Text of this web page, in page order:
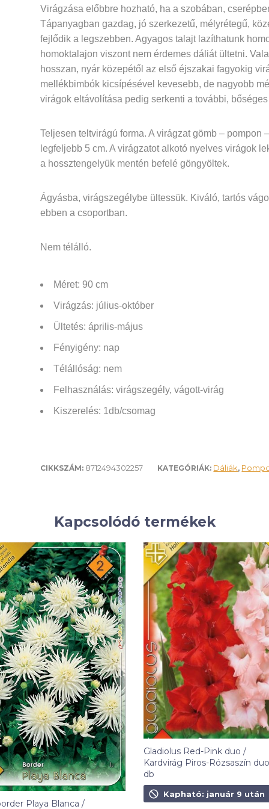
Virágzása előbbre hozható, ha a szobában,
Tápanyagban gazdag, jó szerkezetű, mélyrétegű,
fejlődik a legszebben. Agyagos talajt lazíthatunk
homoktalajon viszont nem érdemes dáliát ültetni.
hosszan, nyár közepétől az első éjszakai fagyokig
mellékbimbók kicsípésével kevesebb, de nagyobb
virágok eltávolítása pedig serkenti a további,
Teljesen teltvirágú forma. A virágzat gömb – pompon
legfeljebb 5 cm. A virágzatot alkotó nyelves virágok
a hossztengelyük mentén befelé göngyöltek.
Ágyásba, virágszegélybe ültessük. Kiváló, tartós
ebben a csoportban.
Nem télálló.
Méret: 90 cm
Virágzás: július-október
Ültetés: április-május
Fényigény: nap
Télállóság: nem
Felhasználás: virágszegély, vágott-virág
Kiszerelés: 1db/csomag
CIKKSZÁM: 8712494302257 KATEGÓRIÁK: Dáliák,
Kapcsolódó termékek
Playa Blanca /
Gladiolus Red-Pink duo /
Kardvirág Piros-Rózsaszín
db
1 090Ft
Kapható: január 9 után